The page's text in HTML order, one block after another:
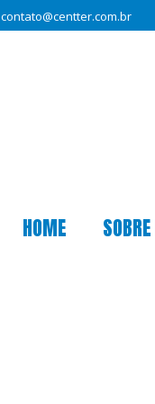
contato@centter.com.br
HOME